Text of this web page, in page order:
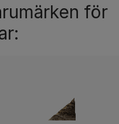
för